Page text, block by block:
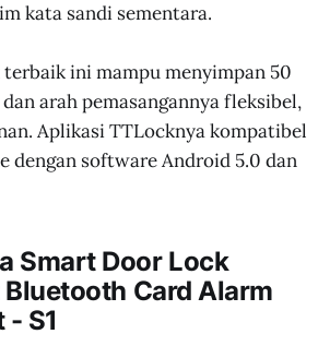
kata sandi sementara.
ini mampu menyimpan 50
arah pemasangannya fleksibel,
Aplikasi TTLocknya kompatibel
dengan software Android 5.0 dan
Smart Door Lock
Card Alarm
S1